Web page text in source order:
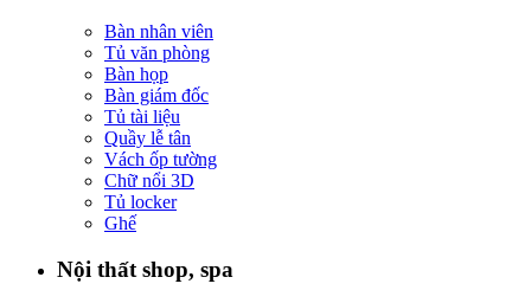
Bàn nhân viên
Tủ văn phòng
Bàn họp
Bàn giám đốc
Tủ tài liệu
Quầy lễ tân
Vách ốp tường
Chữ nổi 3D
Tủ locker
Ghế
Nội thất shop, spa